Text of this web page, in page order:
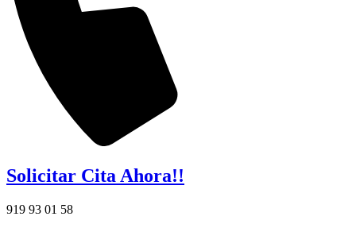
Solicitar Cita Ahora!!
919 93 01 58